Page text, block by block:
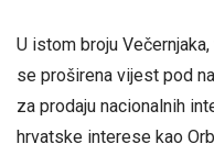
U istom broju
se proširena vijest pod
za prodaju nacionalnih
hrvatske interese kao